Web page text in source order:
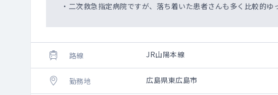
・二次救急指定病院ですが、落ち着いた患者さんも多く比較的ゆ
路線 JR山陽本線
勤務地 広島県東広島市